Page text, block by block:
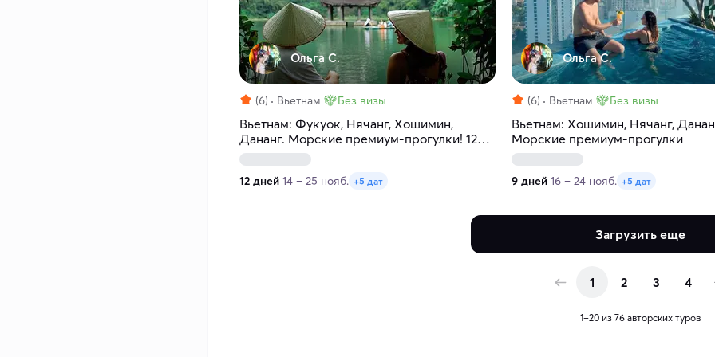
Ольга С.
(6) Вьетнам Без визы
Вьетнам: Фукуок, Нячанг, Хошимин,
Дананг. Морские премиум-прогулки! 12
дней
12 дней 14 – 25 нояб. +5 дат
Ольга С.
(6) Вьетнам Без визы
Вьетнам: Хошимин, Нячанг,
Морские премиум-прогулки
9 дней 16 – 24 нояб. +5 дат
Загрузить еще
1 2 3 4
1–20 из 76 авторских туров